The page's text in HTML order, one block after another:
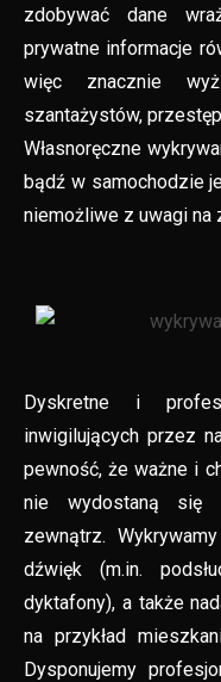
zdobywać dane
prywatne informacje
więc znacznie
szantażystów,
Własnoręczne
bądź w samochodzie
niemożliwe z uwagi na
Dyskretne i
inwigilujących przez
pewność, że ważne i
nie wydostaną się
zewnątrz.
dźwięk (m.in.
dyktafony), a także
na przykład
Dysponujemy